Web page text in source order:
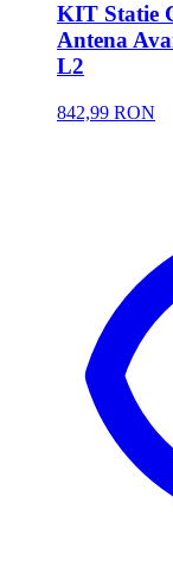
KIT Statie
Antena
L2
842,99 RON